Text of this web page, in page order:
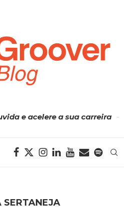
e acelere a sua carreira
SERTANEJA